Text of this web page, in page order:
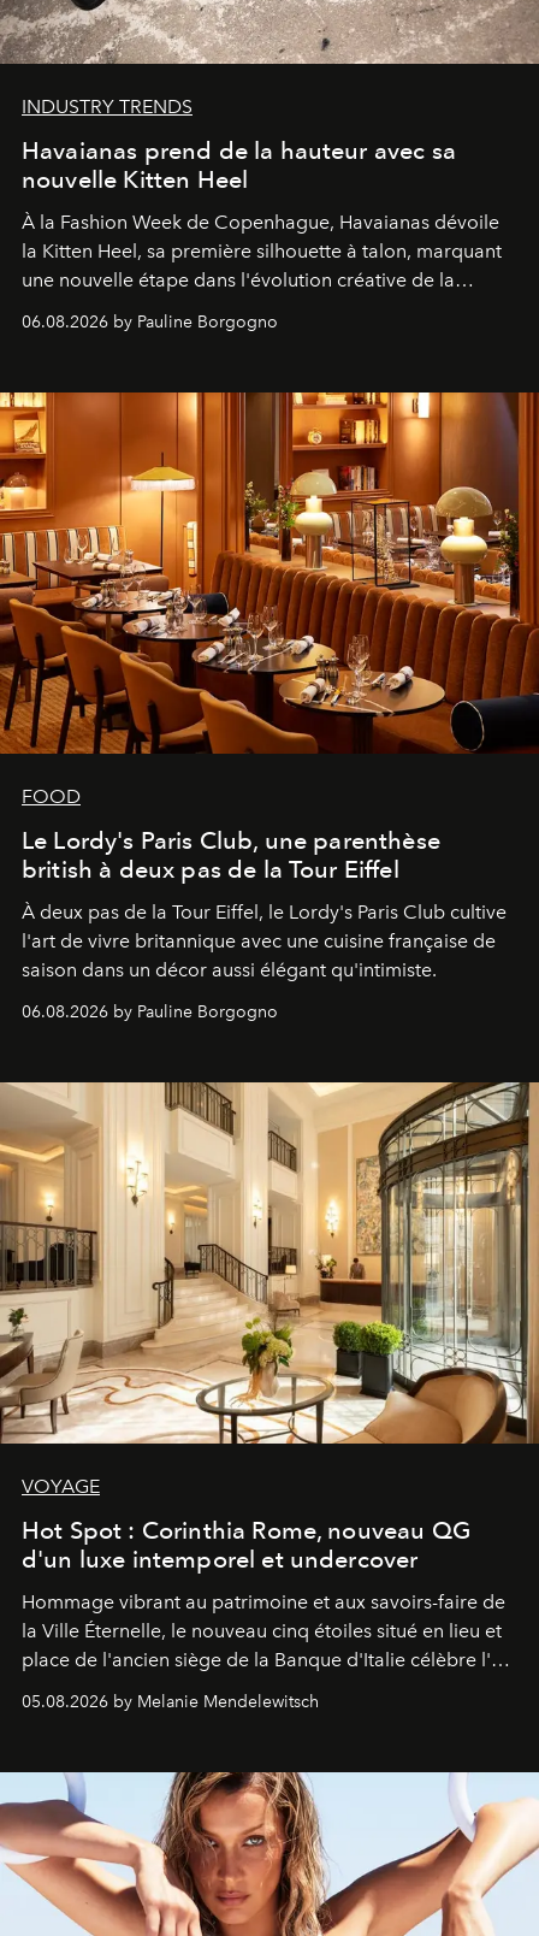
INDUSTRY TRENDS
Havaianas prend de la hauteur avec sa
nouvelle Kitten Heel
À la Fashion Week de Copenhague, Havaianas dévoile
la Kitten Heel, sa première silhouette à talon, marquant
une nouvelle étape dans l'évolution créative de la
06.08.2026 by Pauline Borgogno
FOOD
Le Lordy's Paris Club, une parenthèse
british à deux pas de la Tour Eiffel
À deux pas de la Tour Eiffel, le Lordy's Paris Club cultive
l'art de vivre britannique avec une cuisine française de
saison dans un décor aussi élégant qu'intimiste.
06.08.2026 by Pauline Borgogno
VOYAGE
Hot Spot : Corinthia Rome, nouveau QG
d'un luxe intemporel et undercover
Hommage vibrant au patrimoine et aux savoirs-faire de
la Ville Éternelle, le nouveau cinq étoiles situé en lieu et
place de l'ancien siège de la Banque d'Italie célèbre l'art
05.08.2026 by Melanie Mendelewitsch